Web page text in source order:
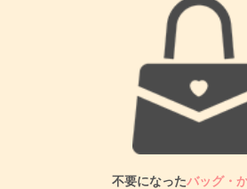
不要になったバッグ・